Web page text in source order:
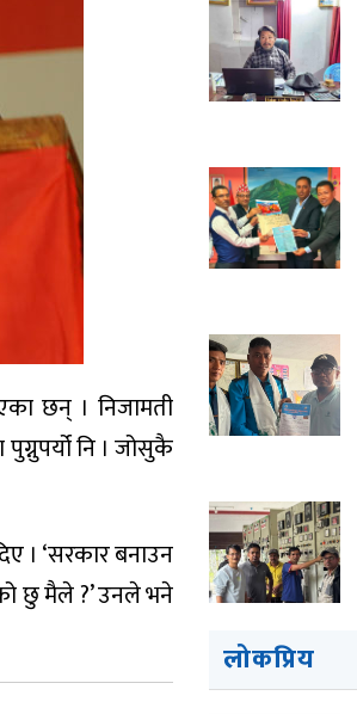
छन् । निजामती
नि । जोसुकै
। ‘सरकार बनाउन
छु मैले ?’ उनले भने
लोकप्रिय